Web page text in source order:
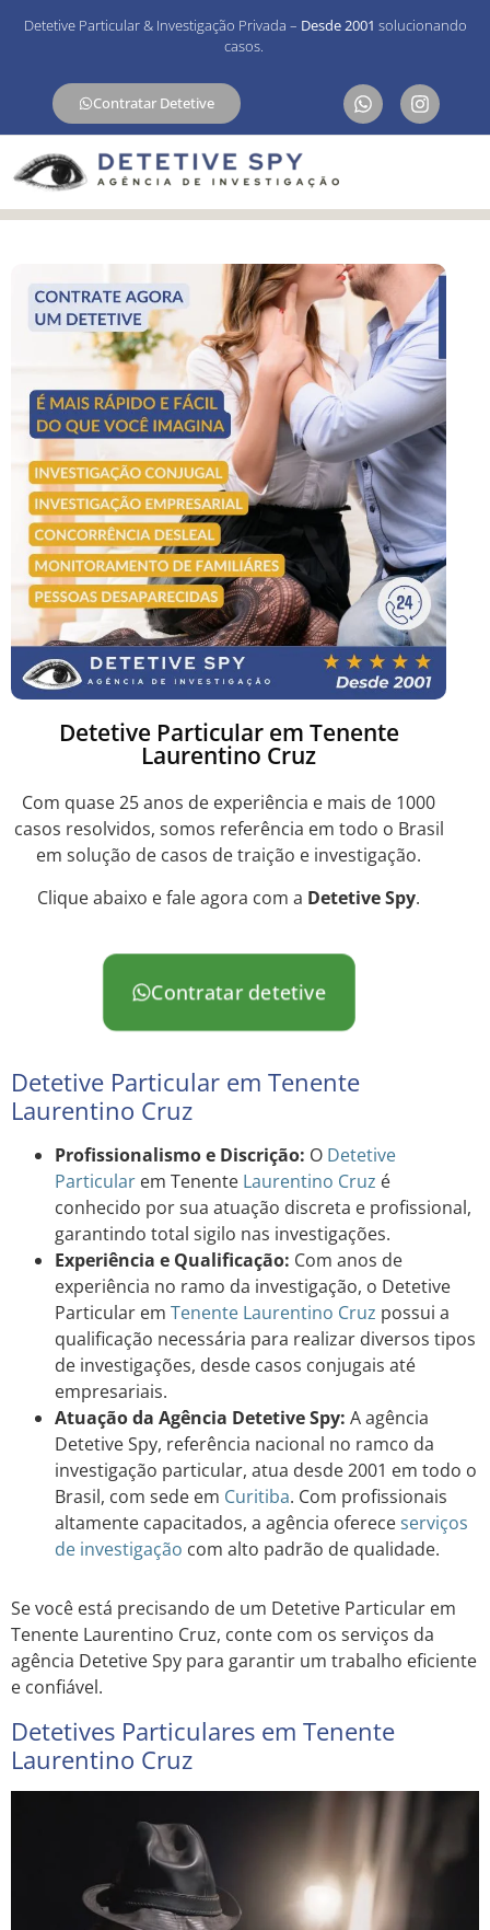
Detetive Particular & Investigação Privada – Desde 2001 solucionando
casos.
Contratar Detetive
Detetive Particular em Tenente
Laurentino Cruz
Com quase 25 anos de experiência e mais de 1000
casos resolvidos, somos referência em todo o Brasil
em solução de casos de traição e investigação.
Clique abaixo e fale agora com a Detetive Spy.
Contratar detetive
Detetive Particular em Tenente
Laurentino Cruz
Profissionalismo e Discrição: O Detetive
Particular em Tenente Laurentino Cruz é
conhecido por sua atuação discreta e profissional,
garantindo total sigilo nas investigações.
Experiência e Qualificação: Com anos de
experiência no ramo da investigação, o Detetive
Particular em Tenente Laurentino Cruz possui a
qualificação necessária para realizar diversos tipos
de investigações, desde casos conjugais até
empresariais.
Atuação da Agência Detetive Spy: A agência
Detetive Spy, referência nacional no ramco da
investigação particular, atua desde 2001 em todo o
Brasil, com sede em Curitiba. Com profissionais
altamente capacitados, a agência ofereceserviços
de investigação com alto padrão de qualidade.
Se você está precisando de um Detetive Particular em
Tenente Laurentino Cruz, conte com os serviços da
agência Detetive Spy para garantir um trabalho eficiente
e confiável.
Detetives Particulares em Tenente
Laurentino Cruz